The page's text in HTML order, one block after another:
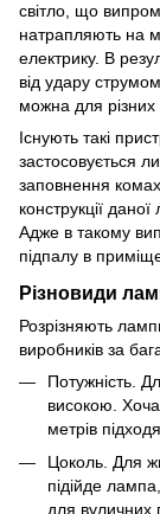
світло, що
натрапляють на
електрику. В
від удару
можна для різних
Існують такі
застосовується
заповнення
конструкції
Адже в такому
підпалу в
Різновиди
Розрізняють
виробників за
Потужність.
високою.
метрів
Цоколь. Для
підійде
для вуличних